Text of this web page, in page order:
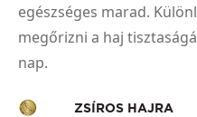
egészséges marad.
megőrizni a haj
nap.
ZSÍROS HAJRA